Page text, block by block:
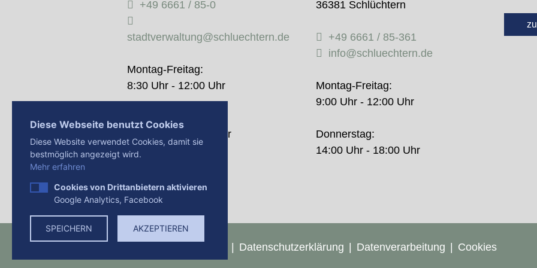
+49 6661 / 85-0
stadtverwaltung@schluechtern.de
Montag-Freitag:
8:30 Uhr - 12:00 Uhr
Donnerstag:
14:00 Uhr - 18:00 Uhr
36381 Schlüchtern
+49 6661 / 85-361
info@schluechtern.de
Montag-Freitag:
9:00 Uhr - 12:00 Uhr
Donnerstag:
14:00 Uhr - 18:00 Uhr
Datenschutzerklärung Datenverarbeitung Cookies
Diese Webseite benutzt Cookies
Diese Website verwendet Cookies, damit sie
bestmöglich angezeigt wird.
Mehr erfahren
Cookies von Drittanbietern aktivieren
Google Analytics, Facebook
SPEICHERN AKZEPTIEREN